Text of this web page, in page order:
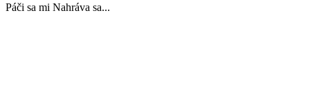
Páči sa mi Nahráva sa...